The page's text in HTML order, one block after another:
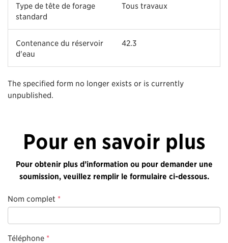
Type de tête de forage
standard
Tous travaux
Contenance du réservoir
d'eau
42.3
The specified form no longer exists or is currently
unpublished.
Pour en savoir plus
Pour obtenir plus d’information ou pour demander une
soumission, veuillez remplir le formulaire ci-dessous.
Nom complet *
Téléphone *